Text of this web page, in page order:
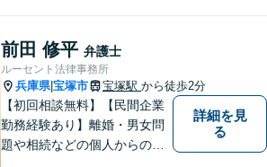
前田 修平 弁護士
ルーセント法律事務所
兵庫県|宝塚市 宝塚駅 から徒歩2分
【初回相談無料】【民間企業
勤務経験あり】離婚・男女問
題や相続などの個人からのご
詳細を見
る